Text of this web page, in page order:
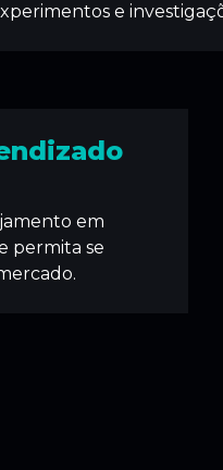
e
em
permita se